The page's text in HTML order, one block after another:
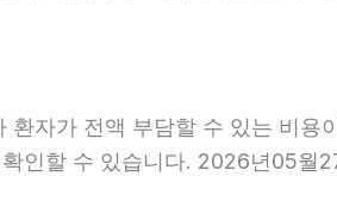
자가 전액 부담할 수 있는 비용
인할 수 있습니다. 2026년05월